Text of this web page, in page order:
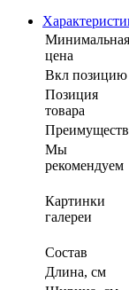
Минимальная
цена
Вкл позицию
Позиция
товара
Мы
рекомендуем
Картинки
галереи
Состав
Длина, см